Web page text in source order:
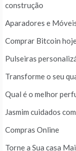
construção
Aparadores e
Comprar Bitcoin
Pulseiras
Transforme o seu
Qual é o melhor
Jasmim cuidados
Compras Online
Torne a Sua casa